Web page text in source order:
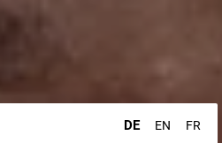
DE EN
FR